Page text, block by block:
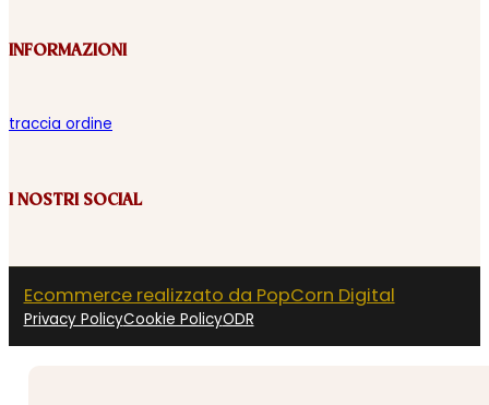
INFORMAZIONI
traccia ordine
I NOSTRI SOCIAL
Ecommerce realizzato da PopCorn Digital
Privacy PolicyCookie PolicyODR